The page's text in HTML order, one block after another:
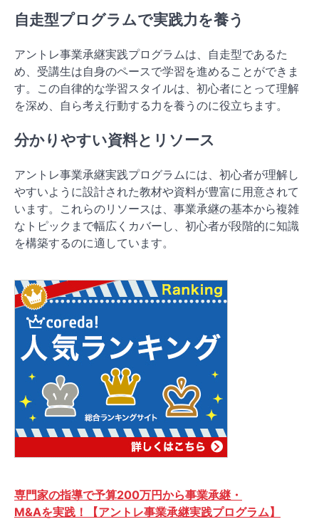
自走型プログラムで実践力を養う
アントレ事業承継実践プログラムは、自走型であるた
め、受講生は自身のペースで学習を進めることができま
す。この自律的な学習スタイルは、初心者にとって理解
を深め、自ら考え行動する力を養うのに役立ちます。
分かりやすい資料とリソース
アントレ事業承継実践プログラムには、初心者が理解し
やすいように設計された教材や資料が豊富に用意されて
います。これらのリソースは、事業承継の基本から複雑
なトピックまで幅広くカバーし、初心者が段階的に知識
を構築するのに適しています。
専門家の指導で予算200万円から事業承継・
M&Aを実践！【アントレ事業承継実践プログラム】